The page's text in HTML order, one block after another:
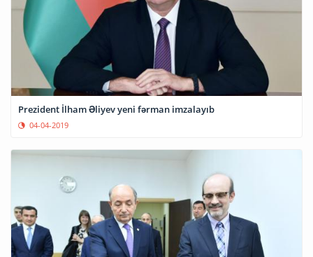
Prezident İlham Əliyev yeni fərman imzalayıb
04-04-2019